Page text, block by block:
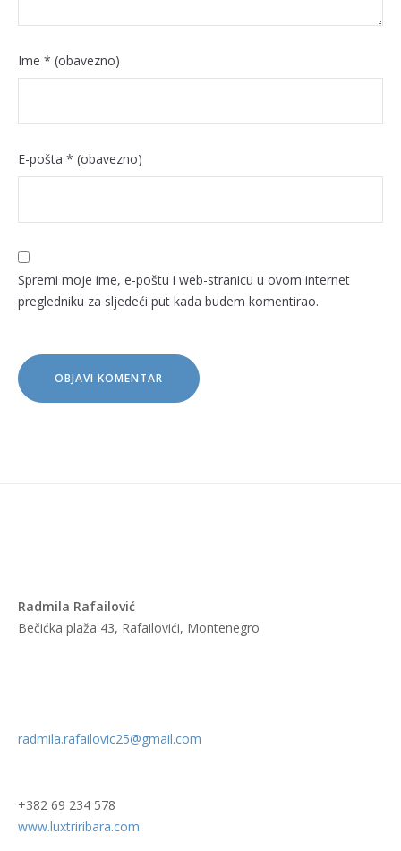
Ime * (obavezno)
E-pošta * (obavezno)
Spremi moje ime, e-poštu i web-stranicu u ovom internet
pregledniku za sljedeći put kada budem komentirao.
Radmila Rafailović
Bečićka plaža 43, Rafailovići, Montenegro
radmila.rafailovic25@gmail.com
+382 69 234 578
www.luxtriribara.com